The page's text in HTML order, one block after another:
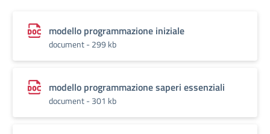
modello programmazione iniziale
document - 299 kb
modello programmazione saperi essenziali
document - 301 kb